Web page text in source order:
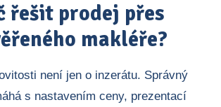
řešit prodej přes
makléře?
není jen o inzerátu. Správný
s nastavením ceny, prezentací